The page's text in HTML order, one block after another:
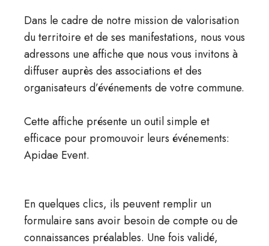
Dans le cadre de notre mission de valorisation
du territoire et de ses manifestations, nous vous
adressons une affiche que nous vous invitons à
diffuser auprès des associations et des
organisateurs d’événements de votre commune.
Cette affiche présente un outil simple et
efficace pour promouvoir leurs événements:
Apidae Event.
En quelques clics, ils peuvent remplir un
formulaire sans avoir besoin de compte ou de
connaissances préalables. Une fois validé,